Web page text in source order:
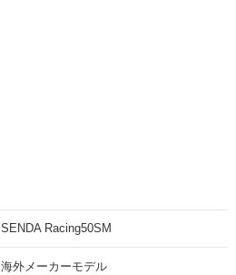
SENDA Racing50SM
海外メーカーモデル